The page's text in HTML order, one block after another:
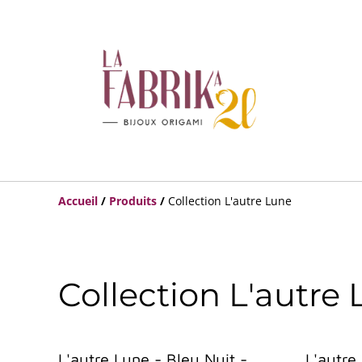
Accueil / Produits / Collection L'autre Lune
Collection L'autre